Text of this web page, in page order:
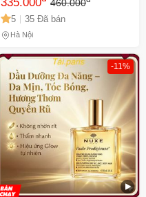
Nhiên Từ Dầu Vừng, Chăm
Sóc Da Khỏe Mạnh
460.000
5 35 Đã bán
Hà Nội
-11%